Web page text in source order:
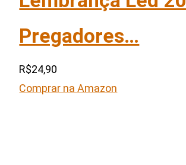
Pregadores…
R$24,90
Comprar na Amazon